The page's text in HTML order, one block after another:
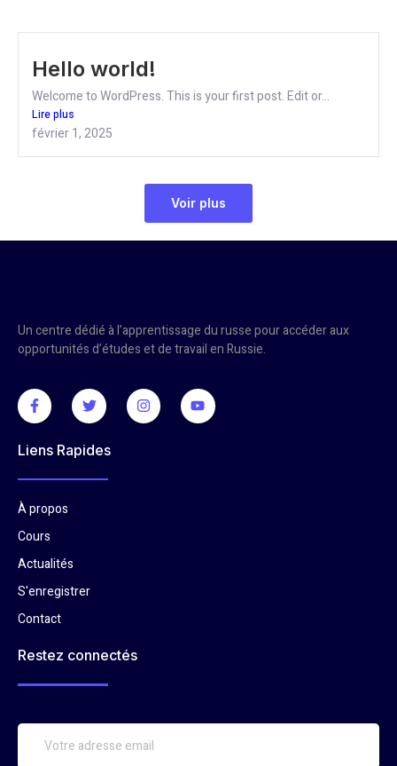
Hello world!
Welcome to WordPress. This is your first post. Edit or...
Lire plus
février 1, 2025
Voir plus
Un centre dédié à l’apprentissage du russe pour accéder aux
opportunités d’études et de travail en Russie.
Liens Rapides
À propos
Cours
Actualités
S'enregistrer
Contact
Restez connectés